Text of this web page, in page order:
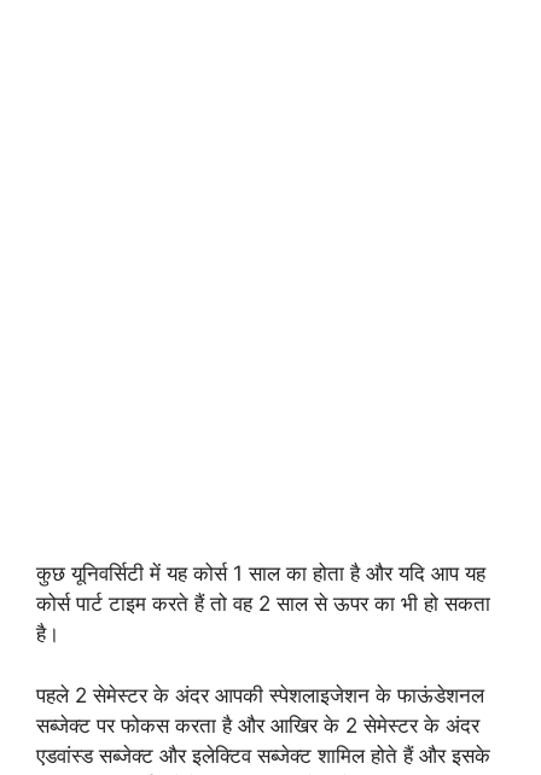
कुछ यूनिवर्सिटी में यह कोर्स 1 साल का होता है और यदि आप यह
कोर्स पार्ट टाइम करते हैं तो वह 2 साल से ऊपर का भी हो सकता
है।
पहले 2 सेमेस्टर के अंदर आपकी स्पेशलाइजेशन के फाऊंडेशनल
सब्जेक्ट पर फोकस करता है और आखिर के 2 सेमेस्टर के अंदर
एडवांस्ड सब्जेक्ट और इलेक्टिव सब्जेक्ट शामिल होते हैं और इसके